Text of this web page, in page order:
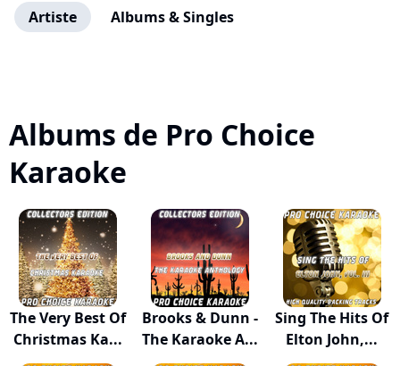
Artiste Albums & Singles
Albums de Pro Choice
Karaoke
The Very Best Of
Christmas Ka...
Brooks & Dunn -
The Karaoke A...
Sing The Hits Of
Elton John,...